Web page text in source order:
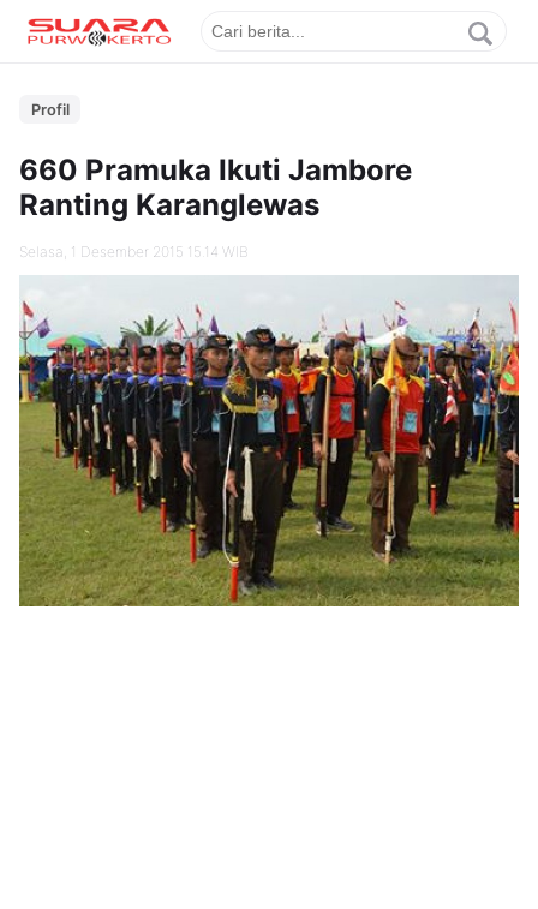
Profil
660 Pramuka Ikuti Jambore
Ranting Karanglewas
Selasa, 1 Desember 2015 15.14 WIB